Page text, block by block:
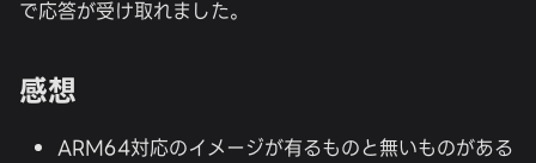
で応答が受け取れました。
感想
ARM64対応のイメージが有るものと無いものがある